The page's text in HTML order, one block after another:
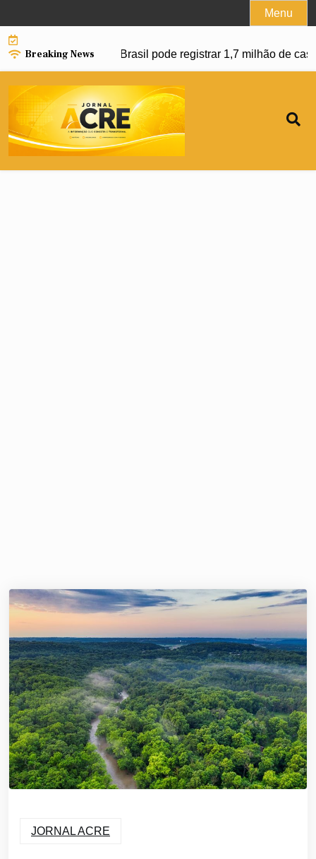
to
content
Menu
Breaking News
da dengue e Brasil pode registrar 1,7 milhão de
JORNAL ACRE